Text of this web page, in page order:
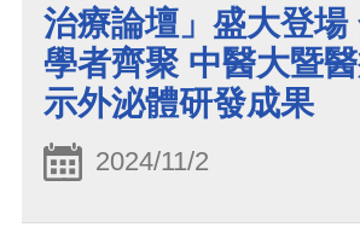
治療論壇」盛大登場
學者齊聚 中醫大暨
示外泌體研發成果
2024/11/2